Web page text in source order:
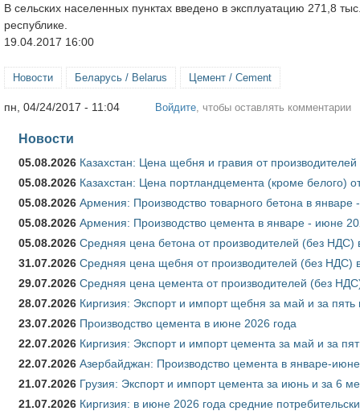
В сельских населенных пунктах введено в эксплуатацию 271,8
республике.
19.04.2017 16:00
Новости Беларусь / Belarus Цемент / Cement
пн, 04/24/2017 - 11:04 Войдите , чтобы оставлять комментарии
Новости
05.08.2026 Казахстан: Цена щебня и гравия от
05.08.2026 Казахстан: Цена портландцемента (кроме белого)
05.08.2026 Армения: Производство товарного бетона в январе
05.08.2026 Армения: Производство цемента в январе - июне
05.08.2026 Средняя цена бетона от производителей (без НДС)
31.07.2026 Средняя цена щебня от производителей (без НДС)
29.07.2026 Средняя цена цемента от производителей (без
28.07.2026 Киргизия: Экспорт и импорт щебня за май и за
23.07.2026 Производство цемента в июне 2026 года
22.07.2026 Киргизия: Экспорт и импорт цемента за май и за
22.07.2026 Азербайджан: Производство цемента в январе-
21.07.2026 Грузия: Экспорт и импорт цемента за июнь и за 6
21.07.2026 Киргизия: в июне 2026 года средние